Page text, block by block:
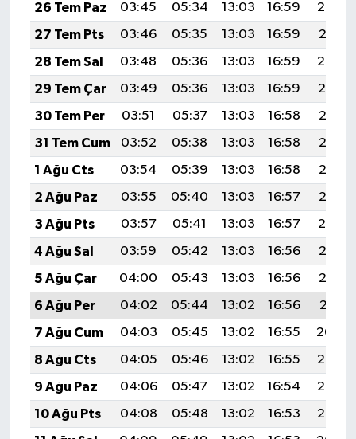
26 Tem Paz
03:45 05:34 13:03 16:59
20:22
27 Tem Pts
03:46 05:35 13:03 16:59
20:21
28 Tem Sal
03:48 05:36 13:03 16:59
20:20
29 Tem Çar
03:49 05:36 13:03 16:59
20:19
30 Tem Per
03:51 05:37 13:03 16:58
20:18
31 Tem Cum
03:52 05:38 13:03 16:58
20:17
1 Ağu Cts
03:54 05:39 13:03 16:58
20:16
2 Ağu Paz
03:55 05:40 13:03 16:57
20:15
3 Ağu Pts
03:57 05:41 13:03 16:57
20:14
4 Ağu Sal
03:59 05:42 13:03 16:56
20:13
5 Ağu Çar
04:00 05:43 13:03 16:56
20:12
6 Ağu Per
04:02 05:44 13:02 16:56
20:11
7 Ağu Cum
04:03 05:45 13:02 16:55
20:09
8 Ağu Cts
04:05 05:46 13:02 16:55
20:08
9 Ağu Paz
04:06 05:47 13:02 16:54
20:07
10 Ağu Pts
04:08 05:48 13:02 16:53
20:06